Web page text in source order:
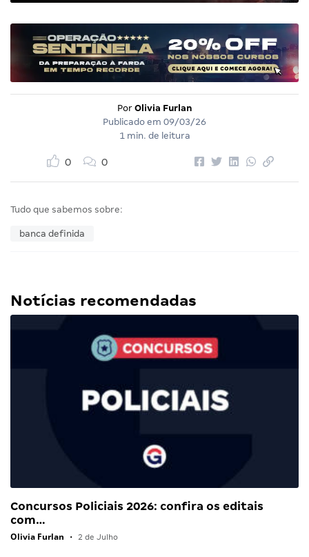
Por Olivia Furlan
Publicado em 09/03/26
1 min. de leitura
0 0
Tudo que sabemos sobre:
banca definida
Notícias recomendadas
Concursos Policiais 2026: confira os editais
com…
Olivia Furlan • 2 de Julho